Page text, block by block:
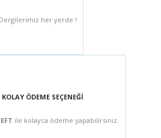
her yerde !
ÖDEME SEÇENEĞİ
ile kolayca ödeme yapabilirsiniz.